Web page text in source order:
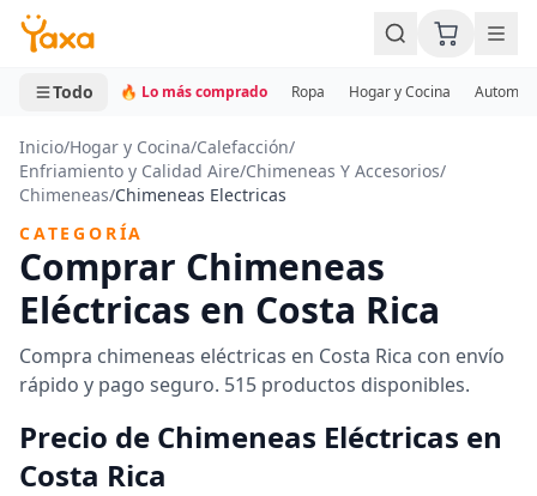
MINI CARRITO
0 productos
Todo 🔥 Lo más comprado Ropa Hogar y Cocina
Inicio/Hogar y Cocina/Calefacción/
Enfriamiento y Calidad Aire/Chimeneas Y Accesorios/
Chimeneas/Chimeneas Electricas
CATEGORÍA
Comprar Chimeneas
Eléctricas en Costa Rica
Compra chimeneas eléctricas en Costa Rica con envío
rápido y pago seguro. 515 productos disponibles.
Precio de Chimeneas Eléctricas en
Costa Rica